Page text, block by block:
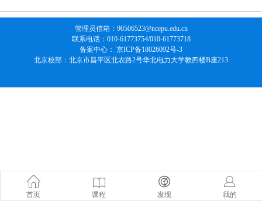
管理员信箱：90506523@ncepu.edu.cn
联系电话：010-61773754/010-61773718
备案中心： 京ICP备18026092号-3
北京校部：北京市昌平区北农路2号华北电力大学教四楼B座213
首页 课程 发现 我的